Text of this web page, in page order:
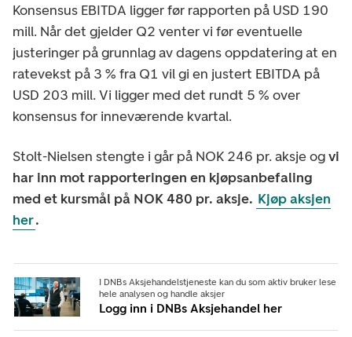
Konsensus EBITDA ligger før rapporten på USD 190
mill. Når det gjelder Q2 venter vi før eventuelle
justeringer på grunnlag av dagens oppdatering at en
ratevekst på 3 % fra Q1 vil gi en justert EBITDA på
USD 203 mill. Vi ligger med det rundt 5 % over
konsensus for inneværende kvartal.
Stolt-Nielsen stengte i går på NOK 246 pr. aksje ogvi
har inn mot rapporteringen en kjøpsanbefaling
med et kursmål på NOK 480 pr. aksje. Kjøp aksjen
her.
I DNBs Aksjehandelstjeneste kan du som aktiv bruker lese
hele analysen og handle aksjer
Logg inn i DNBs Aksjehandel her